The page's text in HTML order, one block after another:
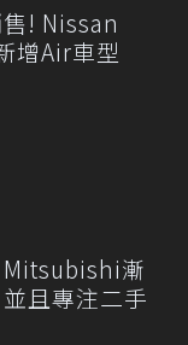
! Nissan
增Air車型
Mitsubishi漸
且專注二手